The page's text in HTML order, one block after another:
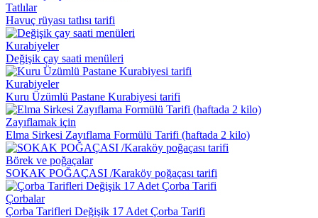
Tatlılar
Havuç rüyası tatlısı tarifi
Kurabiyeler
Değişik çay saati menüleri
Kurabiyeler
Kuru Üzümlü Pastane Kurabiyesi tarifi
Zayıflamak için
Elma Sirkesi Zayıflama Formülü Tarifi (haftada 2 kilo)
Börek ve poğaçalar
SOKAK POĞAÇASI /Karaköy poğaçası tarifi
Çorbalar
Çorba Tarifleri Değişik 17 Adet Çorba Tarifi